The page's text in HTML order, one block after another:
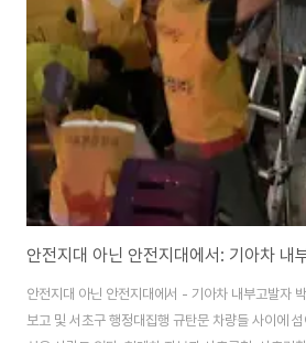
구가 있는 마포구는 안전사고가 우려된다며, 할로윈
안전지대 아닌 안전지대에서 - 기아차 내부고발자
보고 및 서초구 행정대집행 규탄문 차량들 사이에